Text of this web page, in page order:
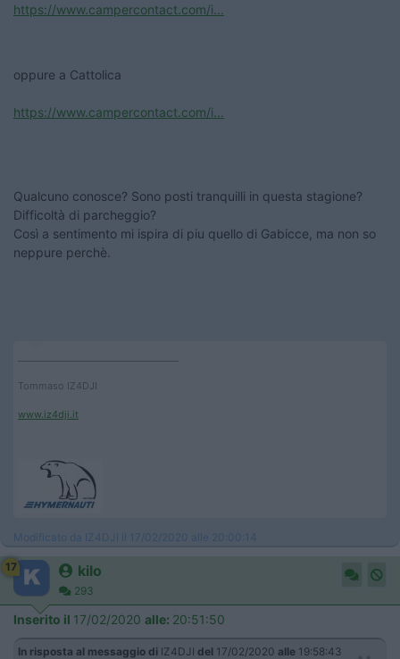
https://www.campercontact.com/i...
oppure a Cattolica
https://www.campercontact.com/i...
Qualcuno conosce? Sono posti tranquilli in questa stagione?
Difficoltà di parcheggio?
Così a sentimento mi ispira di piu quello di Gabicce, ma non so
neppure perchè.
Tommaso IZ4DJI
www.iz4dji.it
Modificato da IZ4DJI il 17/02/2020 alle 20:00:14
17 kilo
293
Inserito il 17/02/2020 alle: 20:51:50
In risposta al messaggio di IZ4DJI del 17/02/2020 alle 19:58:43